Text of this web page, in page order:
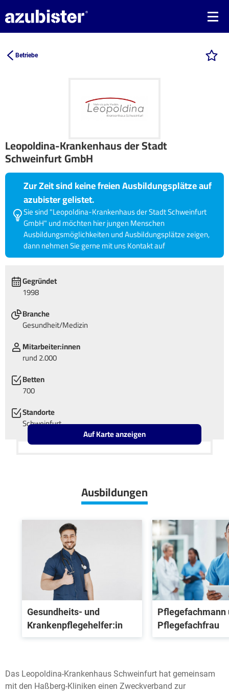
Betriebe
Leopoldina-Krankenhaus der Stadt
Schweinfurt GmbH
Zur Zeit sind keine freien Ausbildungsplätze auf
azubister gelistet.
Sie sind "Leopoldina-Krankenhaus der Stadt Schweinfurt
GmbH" und möchten hier jungen Menschen
Ausbildungsmöglichkeiten und Ausbildungsplätze zeigen,
dann nehmen Sie gerne mit uns Kontakt auf
Gegründet
1998
Branche
Gesundheit/Medizin
Mitarbeiter:innen
rund 2.000
Betten
700
Standorte
Schweinfurt
Leaflet OpenStreetMap2
Auf Karte anzeigen
Ausbildungen
Gesundheits- und
Krankenpflegehelfer:in
Pflegefachmann
Pflegefachfrau
Das Leopoldina-Krankenhaus Schweinfurt hat gemeinsam
mit den Haßberg-Kliniken einen Zweckverband zur